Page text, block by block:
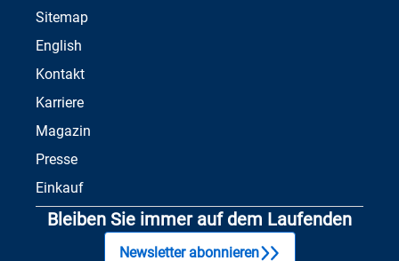
Sitemap
English
Kontakt
Karriere
Magazin
Presse
Einkauf